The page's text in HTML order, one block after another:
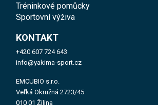
Tréninkové pomůcky
Sportovní výživa
KONTAKT
+420 607 724 643
info@yakima-sport.cz
EMCUBIO s.r.o.
Veľká Okružná 2723/45
010 01 Žilina